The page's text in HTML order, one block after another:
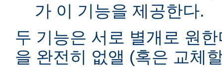
가 이 기능을 제공한다.
두 기능은 서로 별개로 원
을 완전히 없앨 (혹은 교체